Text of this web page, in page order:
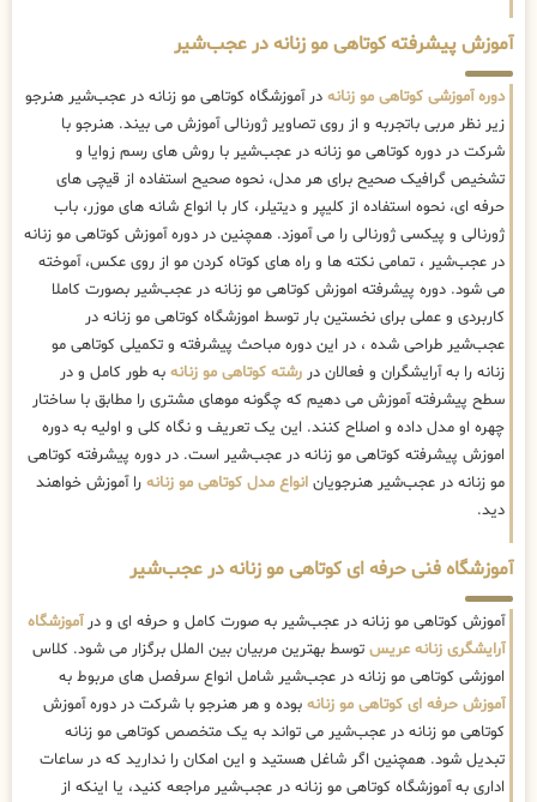
آموزش پیشرفته کوتاهی مو زنانه در عجب‌شیر
دوره آموزشی کوتاهی مو زنانه در آموزشگاه کوتاهی مو زنانه در عجب‌شیر هنرجو
زیر نظر مربی باتجربه و از روی تصاویر ژورنالی آموزش می بیند. هنرجو با
شرکت در دوره کوتاهی مو زنانه در عجب‌شیر با روش های رسم زوایا و
تشخیص گرافیک صحیح برای هر مدل، نحوه صحیح استفاده از قیچی های
حرفه ای، نحوه استفاده از کلیپر و دیتیلر، کار با انواع شانه های موزر، باب
ژورنالی و پیکسی ژورنالی را می آموزد. همچنین در دوره آموزش کوتاهی مو زنانه
در عجب‌شیر ، تمامی نکته ها و راه های کوتاه کردن مو از روی عکس، آموخته
می شود. دوره پیشرفته اموزش کوتاهی مو زنانه در عجب‌شیر بصورت کاملا
کاربردی و عملی برای نخستین بار توسط اموزشگاه کوتاهی مو زنانه در
عجب‌شیر طراحی شده ، در این دوره مباحث پیشرفته و تکمیلی کوتاهی مو
زنانه را به آرایشگران و فعالان در رشته کوتاهی مو زنانه به طور کامل و در
سطح پیشرفته آموزش می دهیم که چگونه موهای مشتری را مطابق با ساختار
چهره او مدل داده و اصلاح کنند. این یک تعریف و نگاه کلی و اولیه به دوره
اموزش پیشرفته کوتاهی مو زنانه در عجب‌شیر است. در دوره پیشرفته کوتاهی
مو زنانه در عجب‌شیر هنرجویان انواع مدل کوتاهی مو زنانه را آموزش خواهند
دید.
آموزشگاه فنی حرفه ای کوتاهی مو زنانه در عجب‌شیر
آموزش کوتاهی مو زنانه در عجب‌شیر به صورت کامل و حرفه ای و درآموزشگاه
آرایشگری زنانه عریس توسط بهترین مربیان بین الملل برگزار می شود. کلاس
اموزشی کوتاهی مو زنانه در عجب‌شیر شامل انواع سرفصل های مربوط به
آموزش حرفه ای کوتاهی مو زنانه بوده و هر هنرجو با شرکت در دوره آموزش
کوتاهی مو زنانه در عجب‌شیر می تواند به یک متخصص کوتاهی مو زنانه
تبدیل شود. همچنین اگر شاغل هستید و این امکان را ندارید که در ساعات
اداری به آموزشگاه کوتاهی مو زنانه در عجب‌شیر مراجعه کنید، یا اینکه از